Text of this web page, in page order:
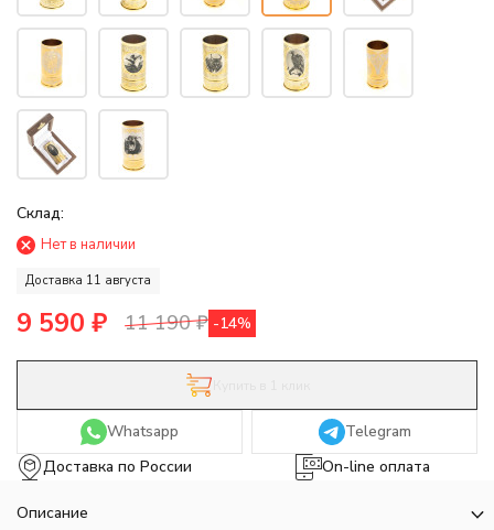
Склад:
Нет в наличии
Доставка 11 августа
9 590 ₽ 11 190₽ -14%
Whatsapp
Telegram
Доставка по России
On-line оплата
Описание